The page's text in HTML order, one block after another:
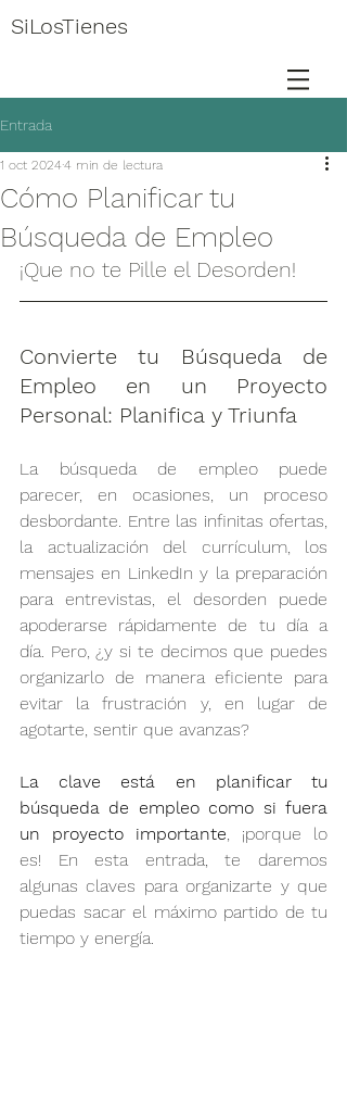
SiLosTienes
Entrada
Cómo Planificar tu
Búsqueda de Empleo
1 oct 20244 min de lectura
¡Que no te Pille el Desorden!
Convierte tu Búsqueda de
Empleo en un Proyecto
Personal: Planifica y Triunfa
La búsqueda de empleo puede
parecer, en ocasiones, un proceso
desbordante. Entre las infinitas ofertas,
la actualización del currículum, los
mensajes en LinkedIn y la preparación
para entrevistas, el desorden puede
apoderarse rápidamente de tu día a
día. Pero, ¿y si te decimos que puedes
organizarlo de manera eficiente para
evitar la frustración y, en lugar de
agotarte, sentir que avanzas?
La clave está en planificar tu
búsqueda de empleo como si fuera
un proyecto importante, ¡porque lo
es! En esta entrada, te daremos
algunas claves para organizarte y que
puedas sacar el máximo partido de tu
tiempo y energía.